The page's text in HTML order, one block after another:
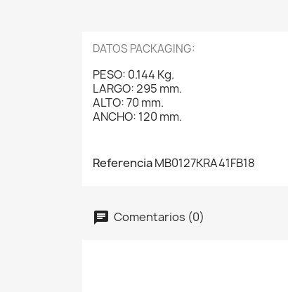
DATOS PACKAGING:
PESO: 0.144 Kg.
LARGO: 295 mm.
ALTO: 70 mm.
ANCHO: 120 mm.
ReferenciaMB0127KRA41FB18
Comentarios (0)